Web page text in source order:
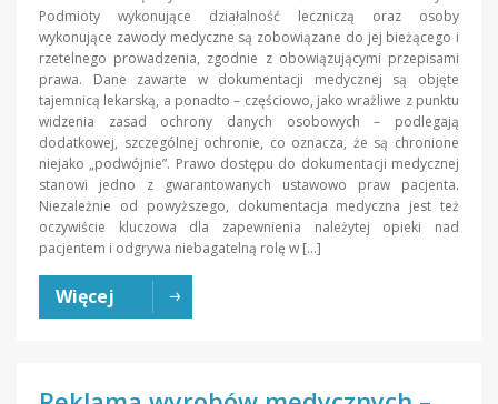
Podmioty wykonujące działalność leczniczą oraz osoby
wykonujące zawody medyczne są zobowiązane do jej bieżącego i
rzetelnego prowadzenia, zgodnie z obowiązującymi przepisami
prawa. Dane zawarte w dokumentacji medycznej są objęte
tajemnicą lekarską, a ponadto – częściowo, jako wrażliwe z punktu
widzenia zasad ochrony danych osobowych – podlegają
dodatkowej, szczególnej ochronie, co oznacza, że są chronione
niejako „podwójnie”. Prawo dostępu do dokumentacji medycznej
stanowi jedno z gwarantowanych ustawowo praw pacjenta.
Niezależnie od powyższego, dokumentacja medyczna jest też
oczywiście kluczowa dla zapewnienia należytej opieki nad
pacjentem i odgrywa niebagatelną rolę w […]
Więcej